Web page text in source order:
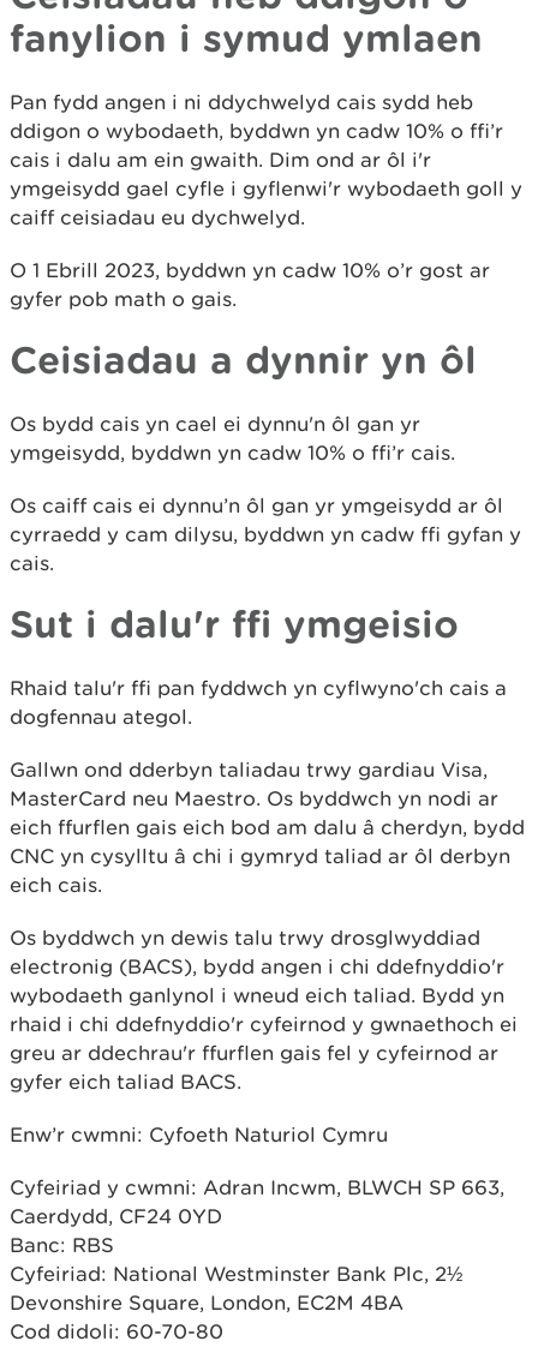
fanylion i symud ymlaen
Pan fydd angen i ni ddychwelyd cais sydd heb
ddigon o wybodaeth, byddwn yn cadw 10% o ffi’r
cais i dalu am ein gwaith. Dim ond ar ôl i'r
ymgeisydd gael cyfle i gyflenwi'r wybodaeth goll y
caiff ceisiadau eu dychwelyd.
O 1 Ebrill 2023, byddwn yn cadw 10% o’r gost ar
gyfer pob math o gais.
Ceisiadau a dynnir yn ôl
Os bydd cais yn cael ei dynnu'n ôl gan yr
ymgeisydd, byddwn yn cadw 10% o ffi’r cais.
Os caiff cais ei dynnu’n ôl gan yr ymgeisydd ar ôl
cyrraedd y cam dilysu, byddwn yn cadw ffi gyfan y
cais.
Sut i dalu'r ffi ymgeisio
Rhaid talu'r ffi pan fyddwch yn cyflwyno'ch cais a
dogfennau ategol.
Gallwn ond dderbyn taliadau trwy gardiau Visa,
MasterCard neu Maestro. Os byddwch yn nodi ar
eich ffurflen gais eich bod am dalu â cherdyn, bydd
CNC yn cysylltu â chi i gymryd taliad ar ôl derbyn
eich cais.
Os byddwch yn dewis talu trwy drosglwyddiad
electronig (BACS), bydd angen i chi ddefnyddio'r
wybodaeth ganlynol i wneud eich taliad. Bydd yn
rhaid i chi ddefnyddio'r cyfeirnod y gwnaethoch ei
greu ar ddechrau'r ffurflen gais fel y cyfeirnod ar
gyfer eich taliad BACS.
Enw’r cwmni: Cyfoeth Naturiol Cymru
Cyfeiriad y cwmni: Adran Incwm, BLWCH SP 663,
Caerdydd, CF24 0YD
Banc: RBS
Cyfeiriad: National Westminster Bank Plc, 2½
Devonshire Square, London, EC2M 4BA
Cod didoli: 60-70-80